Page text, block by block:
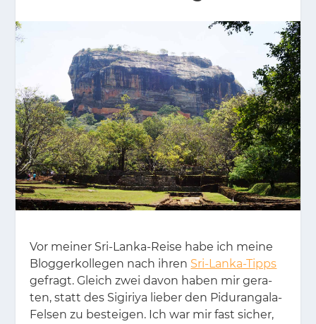
Vor mei­ner Sri-Lan­ka-Rei­se habe ich mei­ne
Blog­ger­kol­le­gen nach ih­ren Sri-Lanka-Tipps
ge­fragt. Gleich zwei da­von ha­ben mir ge­ra­
ten, statt des Si­gi­riya lie­ber den Pi­duran­ga­la-
Fel­sen zu be­stei­gen. Ich war mir fast si­cher,